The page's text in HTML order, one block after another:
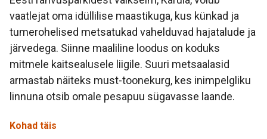
vaatlejat oma idüllilise maastikuga, kus künkad ja
tumerohelised metsatukad vahelduvad hajatalude ja
järvedega. Siinne maaliline loodus on koduks
mitmele kaitsealusele liigile. Suuri metsaalasid
armastab näiteks must-toonekurg, kes inimpelgliku
linnuna otsib omale pesapuu sügavasse laande.
Kohad täis